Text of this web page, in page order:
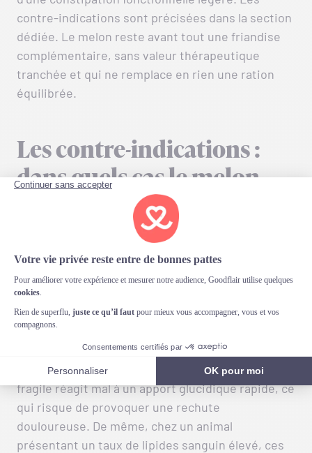
contre-indications sont précisées dans la section
dédiée. Le melon reste avant tout une friandise
complémentaire, sans valeur thérapeutique
tranchée et qui ne remplace en rien une ration
équilibrée.
Les contre-indications :
dans quels cas le melon
charentais est déconseillé
Le melon charentais est particulièrement
déconseillé aux chiens souffrant de certaines
affections spécifiques. En cas d’antécédents de
pancréatite
simples du fruit peuvent déclencher une
inflammation aiguë du pancréas : cet organe
fragile réagit mal à un apport glucidique rapide, ce
qui risque de provoquer une rechute
douloureuse. De même, chez un animal
présentant un taux de lipides sanguin élevé, ces